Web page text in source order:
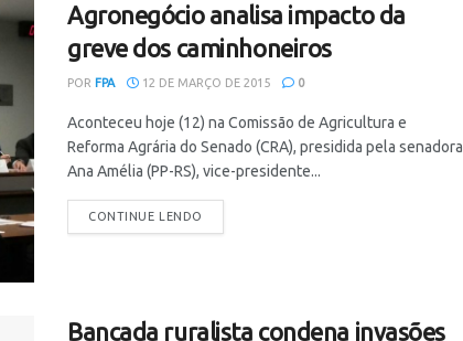
Agronegócio analisa impacto da
greve dos caminhoneiros
POR FPA 12 DE MARÇO DE 2015 0
Aconteceu hoje (12) na Comissão de Agricultura e
Reforma Agrária do Senado (CRA), presidida pela senadora
Ana Amélia (PP-RS), vice-presidente...
CONTINUE LENDO
Bancada ruralista condena invasões